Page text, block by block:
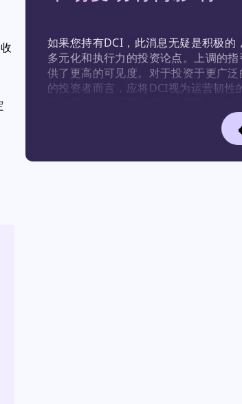
如果您持有DCI，此消息无疑是积极的
多元化和执行力的投资论点。上调的
供了更高的可见度。对于投资于更广
的投资者而言，应将DCI视为运营韧性